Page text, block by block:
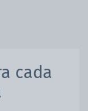
cada